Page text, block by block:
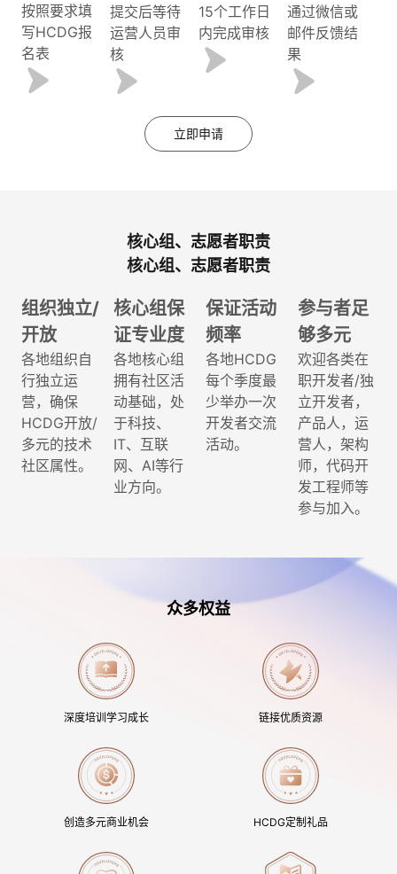
按照要求填
写HCDG报
名表
提交后等待
运营人员审
核
15个工作日
内完成审核
通过微信或
邮件反馈结
果
立即申请
核心组、志愿者职责
核心组、志愿者职责
组织独立/
开放
各地组织自
行独立运
营，确保
HCDG开放/
多元的技术
社区属性。
核心组保
证专业度
各地核心组
拥有社区活
动基础，处
于科技、
IT、互联
网、AI等行
业方向。
保证活动
频率
各地HCDG
每个季度最
少举办一次
开发者交流
活动。
参与者足
够多元
欢迎各类在
职开发者/独
立开发者，
产品人，运
营人，架构
师，代码开
发工程师等
参与加入。
众多权益
深度培训学习成长 链接优质资源
创造多元商业机会 HCDG定制礼品